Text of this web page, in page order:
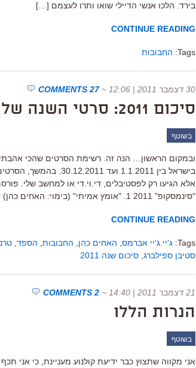
בירד. הלכו אנשי הדיילי שואו ותרו לעצמם […]
CONTINUE READING
Tags: החבובות
30 דצמבר 2011 | 12:06 ~
27 COMMENTS
סיכום 2011: סרטי השנה של "סינמסקופ"
בשוטף
ובמקום הראשון… הנה זה. רשימת הסרטים שהכי
בישראל בין 1.1.2011
"סינמסקופ" 2011 1. "אומץ אמיתי" (בימוי: האחים כהן) -. "עץ החיים" (טרנס מאליק) […]
CONTINUE READING
Tags: ג'יי.ג'יי אברמס האחים כהן החבובות הספד
סטיבן ספילברג סיכום שנה 2011
21 דצמבר 2011 | 14:40 ~
2 COMMENTS
הנרות הללו
בשוטף
אני מקווה שתצוץ כבר ידיעת קולנוע מעניינת, כי אני